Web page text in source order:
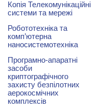
Копія Телекомунікаційні
системи та мережі
Робототехніка та
комп’ютерна
наносистемотехніка
Програмно-апаратні
засоби
криптографічного
захисту безпілотних
аерокосмічних
комплексів